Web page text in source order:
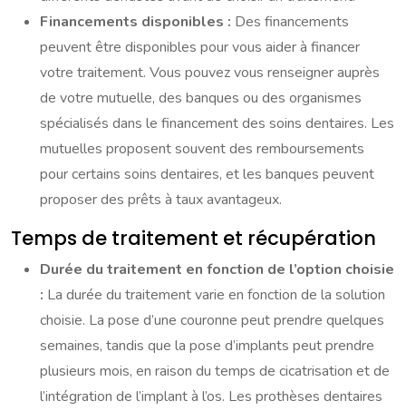
Financements disponibles : Des financements
peuvent être disponibles pour vous aider à financer
votre traitement. Vous pouvez vous renseigner auprès
de votre mutuelle, des banques ou des organismes
spécialisés dans le financement des soins dentaires. Les
mutuelles proposent souvent des remboursements
pour certains soins dentaires, et les banques peuvent
proposer des prêts à taux avantageux.
Temps de traitement et récupération
Durée du traitement en fonction de l’option choisie
: La durée du traitement varie en fonction de la solution
choisie. La pose d’une couronne peut prendre quelques
semaines, tandis que la pose d’implants peut prendre
plusieurs mois, en raison du temps de cicatrisation et de
l’intégration de l’implant à l’os. Les prothèses dentaires